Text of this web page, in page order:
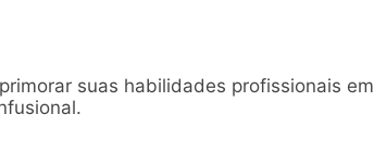
suas habilidades profissionais em